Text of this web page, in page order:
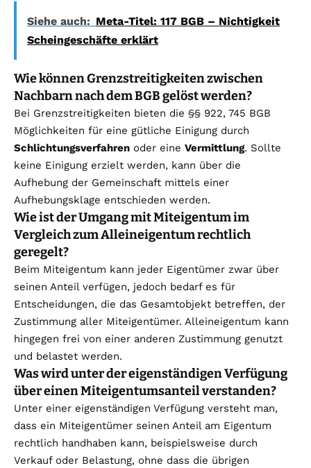
Siehe auch: Meta-Titel: 117 BGB – Nichtigkeit
Scheingeschäfte erklärt
Wie können Grenzstreitigkeiten zwischen
Nachbarn nach dem BGB gelöst werden?
Bei Grenzstreitigkeiten bieten die §§ 922, 745 BGB
Möglichkeiten für eine gütliche Einigung durch
Schlichtungsverfahren oder eine Vermittlung. Sollte
keine Einigung erzielt werden, kann über die
Aufhebung der Gemeinschaft mittels einer
Aufhebungsklage entschieden werden.
Wie ist der Umgang mit Miteigentum im
Vergleich zum Alleineigentum rechtlich
geregelt?
Beim Miteigentum kann jeder Eigentümer zwar über
seinen Anteil verfügen, jedoch bedarf es für
Entscheidungen, die das Gesamtobjekt betreffen, der
Zustimmung aller Miteigentümer. Alleineigentum kann
hingegen frei von einer anderen Zustimmung genutzt
und belastet werden.
Was wird unter der eigenständigen Verfügung
über einen Miteigentumsanteil verstanden?
Unter einer eigenständigen Verfügung versteht man,
dass ein Miteigentümer seinen Anteil am Eigentum
rechtlich handhaben kann, beispielsweise durch
Verkauf oder Belastung, ohne dass die übrigen